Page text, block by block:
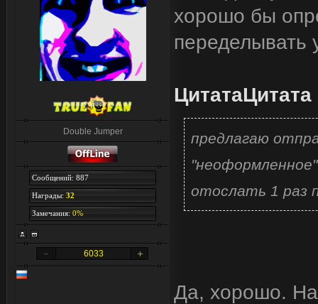
Double Jumper
Сообщений: 887
Награды: 32
Замечания: 0%
6033
хорошо бы
переделывать
ЦитатаЦитата
предлагаю
отослать 1 раз
Да, хорошо.